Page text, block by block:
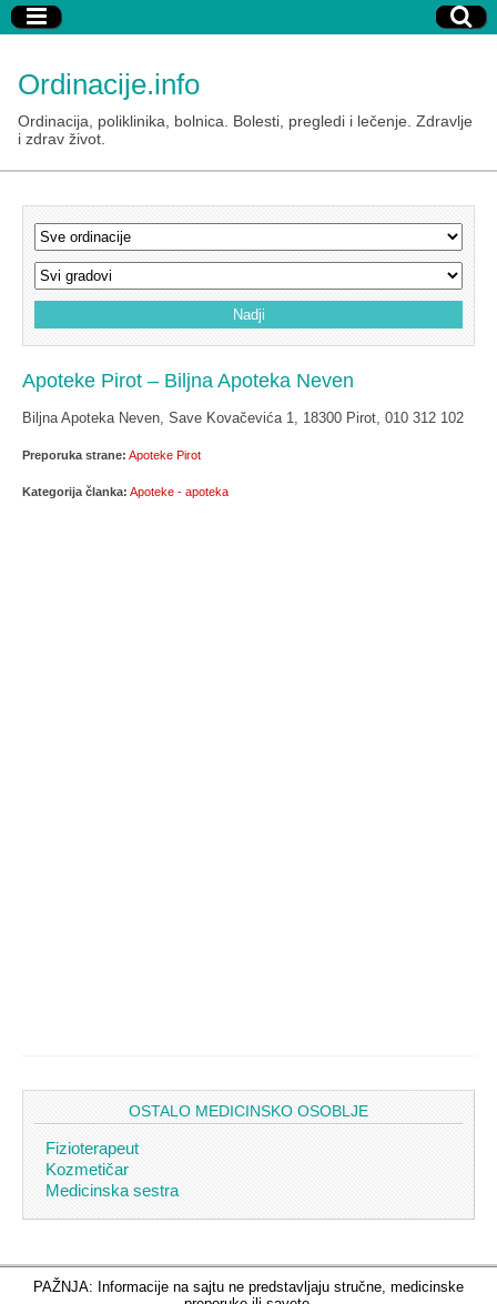
Ordinacije.info
Ordinacija, poliklinika, bolnica. Bolesti, pregledi i lečenje. Zdravlje
i zdrav život.
Apoteke Pirot – Biljna Apoteka Neven
Biljna Apoteka Neven, Save Kovačevića 1, 18300 Pirot, 010 312 102
Preporuka strane: Apoteke Pirot
Kategorija članka: Apoteke - apoteka
OSTALO MEDICINSKO OSOBLJE
Fizioterapeut
Kozmetičar
Medicinska sestra
PAŽNJA: Informacije na sajtu ne predstavljaju stručne, medicinske